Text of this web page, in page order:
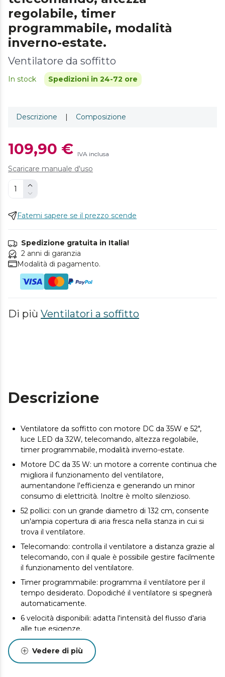
regolabile, timer
programmabile, modalità
inverno-estate.
Ventilatore da soffitto
In stock Spedizioni in 24-72 ore
Descrizione | Composizione
109,90 € IVA inclusa
Scaricare manuale d'uso
Fatemi sapere se il prezzo scende
Spedizione gratuita in Italia!
2 anni di garanzia
Modalità di pagamento.
Di più Ventilatori a soffitto
Descrizione
Ventilatore da soffitto con motore DC da 35W e 52",
luce LED da 32W, telecomando, altezza regolabile,
timer programmabile, modalità inverno-estate.
Motore DC da 35 W: un motore a corrente continua che
migliora il funzionamento del ventilatore,
aumentandone l'efficienza e generando un minor
consumo di elettricità. Inoltre è molto silenzioso.
52 pollici: con un grande diametro di 132 cm, consente
un'ampia copertura di aria fresca nella stanza in cui si
trova il ventilatore.
Telecomando: controlla il ventilatore a distanza grazie al
telecomando, con il quale è possibile gestire facilmente
il funzionamento del ventilatore.
Timer programmabile: programma il ventilatore per il
tempo desiderato. Dopodiché il ventilatore si spegnerà
automaticamente.
6 velocità disponibili: adatta l'intensità del flusso d'aria
alle tue esigenze.
3 pale: innovative pale aerodinamiche progettate per
massimizzare il flusso d'aria e garantire un flusso
costante di aria fresca.
Vedere di più